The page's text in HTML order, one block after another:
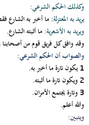
وكذلك الحكم الشرعي:
يريد به المعتزلة:ما أخبر به الشارع
ويريد به الأشعرية:ما أثبته الشارع.
وقد وافق كل فريق قوم من
والصواب أن الحكم الشرعي:
1 يكون تارة ما أخبر به.
2 ويكون تارة ما أثبته.
3 وتارة يجتمع الأمران.
والله أعلم.
ويتبين: